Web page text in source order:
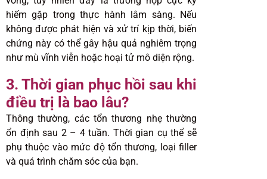
hiếm gặp trong thực hành lâm sàng. Nếu
không được phát hiện và xử trí kịp thời, biến
chứng này có thể gây hậu quả nghiêm trọng
như mù vĩnh viễn hoặc hoại tử mô diện rộng.
3. Thời gian phục hồi sau khi
điều trị là bao lâu?
Thông thường, các tổn thương nhẹ thường
ổn định sau 2 – 4 tuần. Thời gian cụ thể sẽ
phụ thuộc vào mức độ tổn thương, loại filler
và quá trình chăm sóc của bạn.